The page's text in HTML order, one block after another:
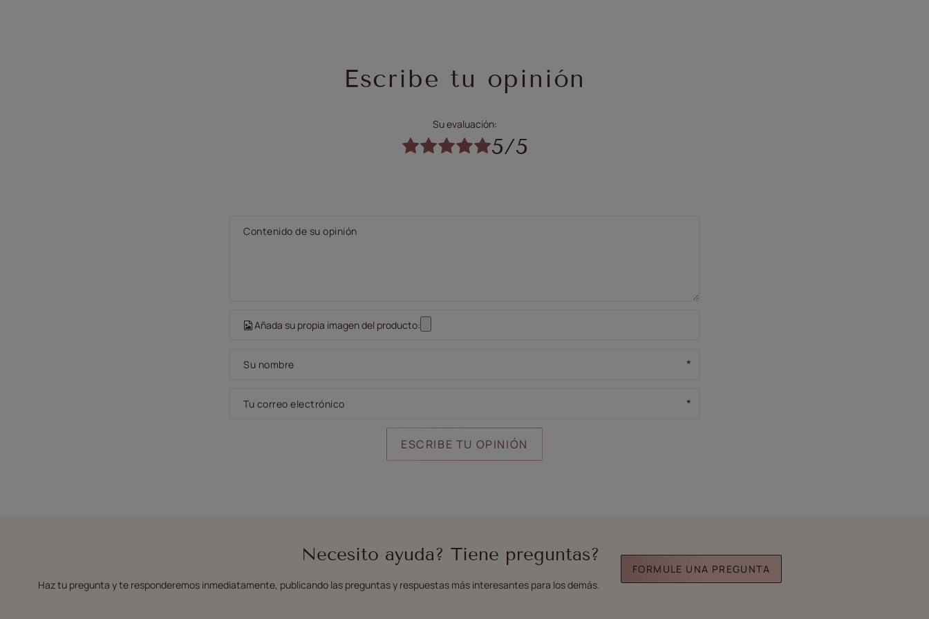
Escribe tu opinión
Su evaluación:
5/5
Contenido de su opinión
Añada su propia imagen del producto:
Su nombre
Tu correo electrónico
ESCRIBE TU OPINIÓN
Necesito ayuda? Tiene preguntas?
Haz tu pregunta y te responderemos inmediatamente, publicando las preguntas y respuestas más interesantes para los demás.
FORMULE UNA PREGUNTA